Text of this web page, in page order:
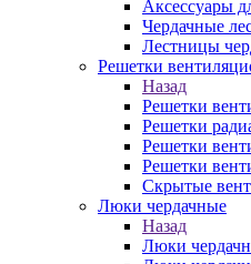
Аксессуары
Чердачные
Лестницы
Решетки
Назад
Решетки
Решетки
Решетки
Решетки
Скрытые
Люки чердачные
Назад
Люки